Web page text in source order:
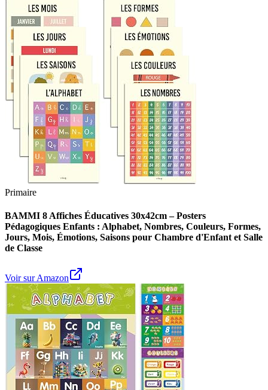
Primaire
BAMMI 8 Affiches Éducatives 30x42cm – Posters
Pédagogiques Enfants : Alphabet, Nombres, Couleurs, Formes,
Jours, Mois, Émotions, Saisons pour Chambre d'Enfant et Salle
de Classe
Voir sur Amazon